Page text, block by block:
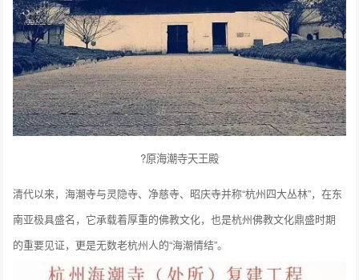
?原海潮寺天王殿
清代以来，海潮寺与灵隐寺、净慈寺、昭庆寺并称“杭州四大丛林”，在东
南亚极具盛名，它承载着厚重的佛教文化，也是杭州佛教文化鼎盛时期
的重要见证，更是无数老杭州人的“海潮情结”。